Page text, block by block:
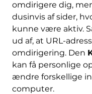
omdirigere dig,
dusinvis af sider,
kunne være aktiv.
ud af, at URL-
omdirigering. Den
kan få personlige
ændre forskellige
computer.